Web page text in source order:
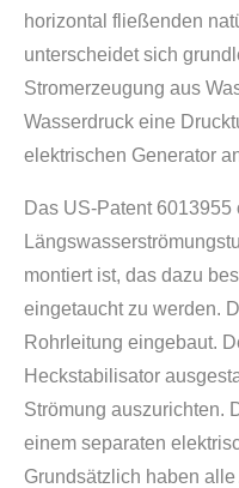
horizontal fließenden
unterscheidet sich
Stromerzeugung aus
Wasserdruck eine
elektrischen Generator
Das US-Patent 6013955
montiert ist, das dazu
eingetaucht zu werden.
Rohrleitung eingebaut.
Heckstabilisator
Strömung auszurichten.
einem separaten
Grundsätzlich haben